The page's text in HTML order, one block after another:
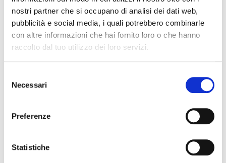
nostri partner che si occupano di analisi dei dati web,
pubblicità e social media, i quali potrebbero combinarle
con altre informazioni che hai fornito loro o che hanno
raccolto dal tuo utilizzo dei loro servizi.
delNecessari
Preferenze
Statistiche
CREMA
FREDDA
CAFFÈ